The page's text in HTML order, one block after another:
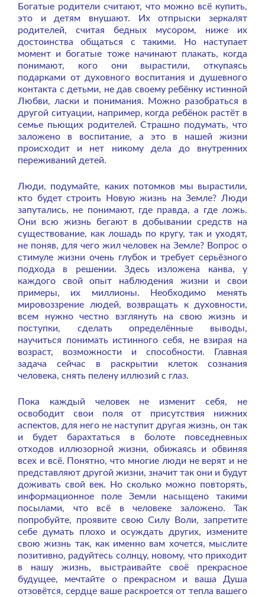
Богатые родители считают, что можно всё купить,
это и детям внушают. Их отпрыски зеркалят
родителей, считая бедных мусором, ниже их
достоинства общаться с такими. Но наступает
момент и богатые тоже начинают плакать, когда
понимают, кого они вырастили, откупаясь
подарками от духовного воспитания и душевного
контакта с детьми, не дав своему ребёнку истинной
Любви, ласки и понимания. Можно разобраться в
другой ситуации, например, когда ребёнок растёт в
семье пьющих родителей. Страшно подумать, что
заложено в воспитание, а это в нашей жизни
происходит и нет никому дела до внутренних
переживаний детей.
Люди, подумайте, каких потомков мы вырастили,
кто будет строить Новую жизнь на Земле? Люди
запутались, не понимают, где правда, а где ложь.
Они всю жизнь бегают в добывании средств на
существование, как лошадь по кругу, так и уходят,
не поняв, для чего жил человек на Земле? Вопрос о
стимуле жизни очень глубок и требует серьёзного
подхода в решении. Здесь изложена канва, у
каждого свой опыт наблюдения жизни и свои
примеры, их миллионы. Необходимо менять
мировоззрение людей, возвращать к духовности,
всем нужно честно взглянуть на свою жизнь и
поступки, сделать определённые выводы,
научиться понимать истинного себя, не взирая на
возраст, возможности и способности. Главная
задача сейчас в раскрытии клеток сознания
человека, снять пелену иллюзий с глаз.
Пока каждый человек не изменит себя, не
освободит свои поля от присутствия нижних
аспектов, для него не наступит другая жизнь, он так
и будет барахтаться в болоте повседневных
отходов иллюзорной жизни, обижаясь и обвиняя
всех и всё. Понятно, что многие люди не верят и не
представляют другой жизни, значит так они и будут
доживать свой век. Но сколько можно повторять,
информационное поле Земли насыщено такими
посылами, что всё в человеке заложено. Так
попробуйте, проявите свою Силу Воли, запретите
себе думать плохо и осуждать других, измените
свою жизнь так, как именно вам хочется, мыслите
позитивно, радуйтесь солнцу, новому, что приходит
в нашу жизнь, выстраивайте своё прекрасное
будущее, мечтайте о прекрасном и ваша Душа
отзовётся, сердце ваше раскроется от тепла вашего